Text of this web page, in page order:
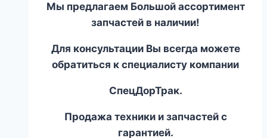
Мы предлагаем Большой ассортимент
запчастей в наличии!
Для консультации Вы всегда можете
обратиться к специалисту компании
СпецДорТрак.
Продажа техники и запчастей с
гарантией.